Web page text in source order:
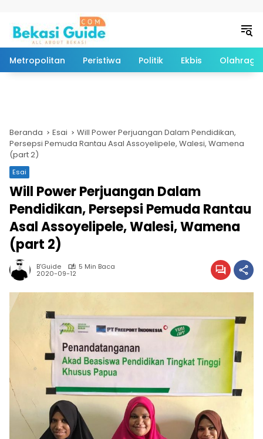
Metropolitan Peristiwa Politik Ekbis Olahraga
Beranda Esai
Will Power Perjuangan Dalam Pendidikan,
Persepsi Pemuda Rantau Asal Assoyelipele, Walesi, Wamena
(part 2)
Esai
Will Power Perjuangan Dalam
Pendidikan, Persepsi Pemuda Rantau
Asal Assoyelipele, Walesi, Wamena
(part 2)
B'Guide 5 Min Baca
2020-09-12